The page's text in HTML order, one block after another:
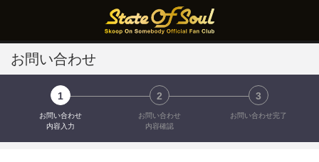
お問い合わせ
1
お問い合わせ
内容入力
2
お問い合わせ
内容確認
3
お問い合わせ完了